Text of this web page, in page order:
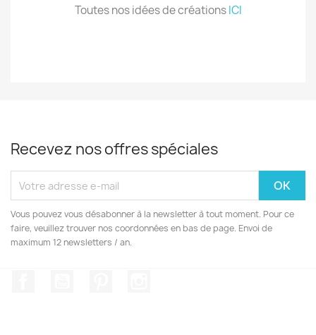
Toutes nos idées de créationsICI
Recevez nos offres spéciales
Vous pouvez vous désabonner à la newsletter à tout moment. Pour ce
faire, veuillez trouver nos coordonnées en bas de page. Envoi de
maximum 12 newsletters / an.